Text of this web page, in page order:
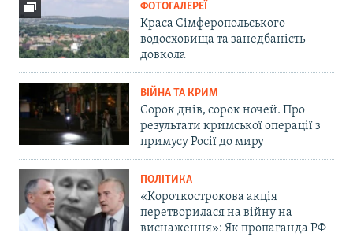
ФОТОГАЛЕРЕЇ
Краса Сімферопольського
водосховища та занедбаність
довкола
ВІЙНА ТА КРИМ
Сорок днів, сорок ночей. Про
результати кримської операції з
примусу Росії до миру
ПОЛІТИКА
«Короткострокова акція
перетворилася на війну на
виснаження»: Як пропаганда РФ